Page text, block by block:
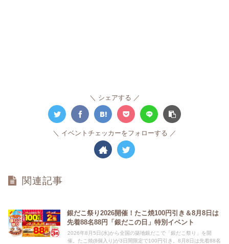
シェアする
イベントチェッカーをフォローする
関連記事
銀だこ祭り2026開催！たこ焼100円引き＆8月8日は
先着88名88円「銀だこの日」特別イベント
2026年8月5日(水)から全国の築地銀だこで「銀だこ祭り」を開
催。たこ焼(8個入り)が3日間限定で100円引き。8月8日は先着88名